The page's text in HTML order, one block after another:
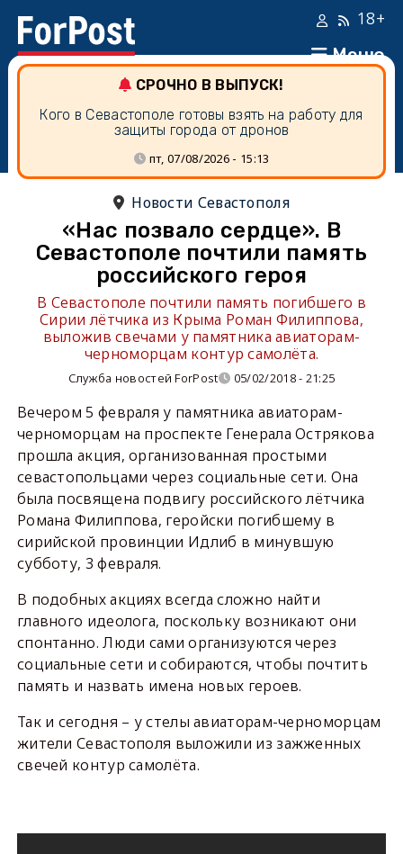
Меню
18+
СРОЧНО В ВЫПУСК!
Кого в Севастополе готовы взять на работу для
защиты города от дронов
пт, 07/08/2026 - 15:13
Новости Севастополя
«Нас позвало сердце». В
Севастополе почтили память
российского героя
В Севастополе почтили память погибшего в
Сирии лётчика из Крыма Роман Филиппова,
выложив свечами у памятника авиаторам-
черноморцам контур самолёта.
Служба новостей ForPost 05/02/2018 - 21:25
Вечером 5 февраля у памятника авиаторам-
черноморцам на проспекте Генерала Острякова
прошла акция, организованная простыми
севастопольцами через социальные сети. Она
была посвящена подвигу российского лётчика
Романа Филиппова, геройски погибшему в
сирийской провинции Идлиб в минувшую
субботу, 3 февраля.
В подобных акциях всегда сложно найти
главного идеолога, поскольку возникают они
спонтанно. Люди сами организуются через
социальные сети и собираются, чтобы почтить
память и назвать имена новых героев.
Так и сегодня – у стелы авиаторам-черноморцам
жители Севастополя выложили из зажженных
свечей контур самолёта.